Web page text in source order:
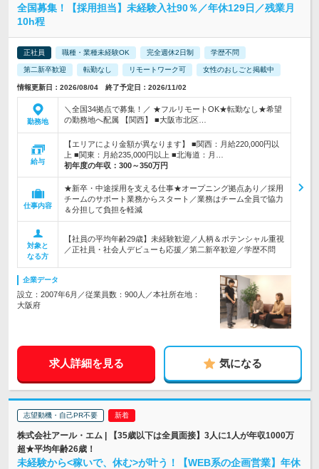
全国募集！【採用担当】未経験入社90％／年休129日／残業月
10h程
正社員 職種・業種未経験OK 完全週休2日制 学歴不問
第二新卒歓迎 転勤なし リモートワーク可 女性のおしごと掲載中
情報更新日：2026/08/04 終了予定日：2026/11/02
勤務地
＼全国34拠点で募集！／ ★フルリモートOK★転勤なし★希望
の勤務地へ配属 【関西】 ■大阪市北区…
給与
【エリアにより金額が異なります】 ■関西：月給220,000円以
上 ■関東：月給235,000円以上 ■北海道：月…
初年度の年収： 300～350万円
仕事内容
★新卒・中途採用を支える仕事★オープニング拠点あり／採用
チームのサポート業務からスタート／業務はチーム全員で協力
＆分担して負担を軽減
対象と
なる方
【社員の平均年齢29歳】未経験歓迎／人柄＆ポテンシャル重視
／正社員・社会人デビューも応援／第二新卒歓迎／学歴不問
企業データ
設立：2007年6月／従業員数：900人／本社所在地：
大阪府
求人詳細を見る 気になる
志望動機・自己PR不要
株式会社アール・エム | 【35歳以下は全員面接】3人に1人が年収1000万
超★平均年齢26歳！
未経験から<稼いで、休む>が叶う！【WEB系の企画営業】年休